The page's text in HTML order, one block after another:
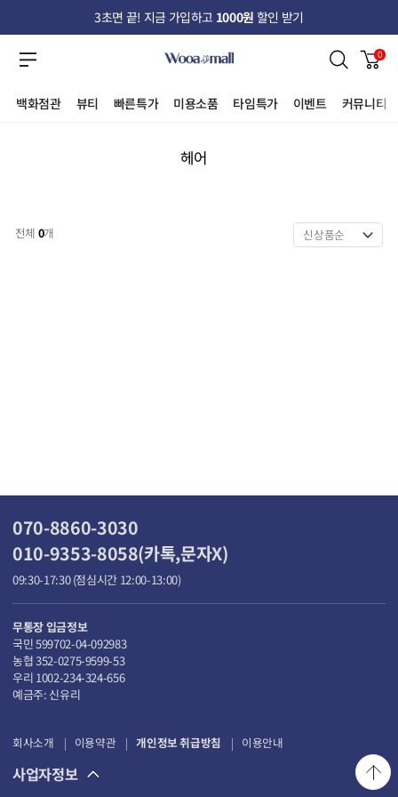
3초면 끝! 지금 가입하고 1000원 할인 받기
백화점관 뷰티 빠른특가 미용소품 타임특가 이벤트 커뮤니티
0
헤어
전체 0개
회사소개 이용약관 개인정보 취급방침 이용안내
사업자정보
070-8860-3030
010-9353-8058(카톡,문자X)
09:30-17:30 (점심시간 12:00-13:00)
무통장 입금정보
국민 599702-04-092983
농협 352-0275-9599-53
우리 1002-234-324-656
예금주: 신유리